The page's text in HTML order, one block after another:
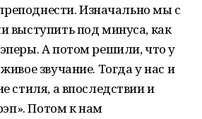
Изначально мы с
выступить под минуса, как
А потом решили, что у
звучание. Тогда у нас и
стиля, а впоследствии и
Потом к нам